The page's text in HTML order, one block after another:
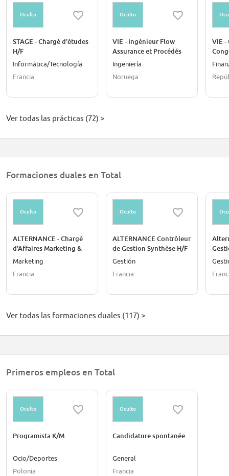
Oculto
STAGE - Chargé d'études
H/F
Informática/Tecnología
Francia
Oculto
VIE - Ingénieur Flow
Assurance et Procédés
Transport CO₂ R&D -
Ingeniería
Noruega
VIE -
Ver todas las prácticas (72) >
Formaciones duales en Total
Oculto
ALTERNANCE - Chargé
d'Affaires Marketing &
Communication H/F
Marketing
Francia
Oculto
ALTERNANCE Contrôleur
de Gestion Synthèse H/F
Gestión
Francia
Ver todas las formaciones duales (117) >
Primeros empleos en Total
Oculto
Programista K/M
Ocio/Deportes
Polonia
Oculto
Candidature spontanée
General
Francia